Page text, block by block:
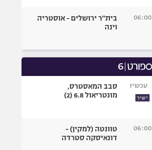
06:00
בית"ר ירושלים - אוסטריה
וינה
עכשיו
ישיר
סבב המאסטרס,
מונטריאול 6.8 (2)
06:00
טוונטה (למקין) -
דונאיסקה סטרדה